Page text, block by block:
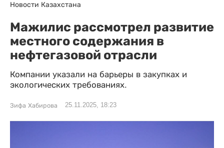
Новости Казахстана
Мажилис рассмотрел развитие
местного содержания в
нефтегазовой отрасли
Компании указали на барьеры в закупках и
экологических требованиях.
Зифа Хабирова 25.11.2025, 18:23